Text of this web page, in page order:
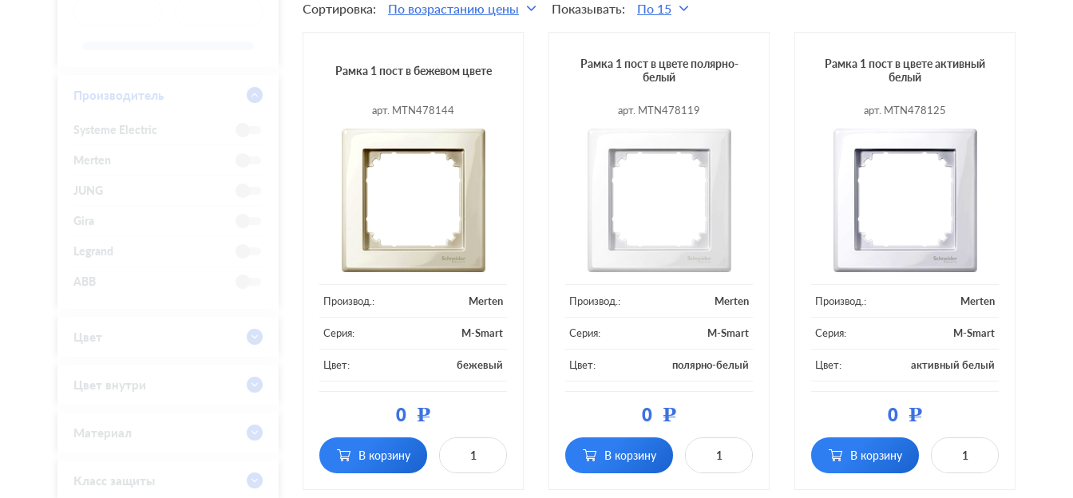
Производитель
Systeme Electric
Merten
JUNG
Gira
Legrand
ABB
Цвет
Цвет внутри
Материал
Класс защиты
Сортировка: По возрастанию цены Показывать: По 15
Рамка 1 пост в бежевом цвете
арт. MTN478144
Производ.: Merten
Серия: M-Smart
Цвет: бежевый
0Р
В корзину
Рамка 1 пост в цвете полярно-
белый
арт. MTN478119
Производ.: Merten
Серия: M-Smart
Цвет: полярно-белый
0Р
В корзину
Рамка 1 пост в цвете активный
белый
арт. MTN478125
Производ.: Merten
Серия: M-Smart
Цвет: активный белый
0Р
В корзину